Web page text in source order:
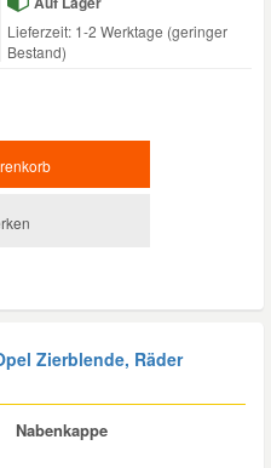
Lieferzeit: 1-2 Werktage (geringer
Bestand)
Zierblende, Räder
Nabenkappe